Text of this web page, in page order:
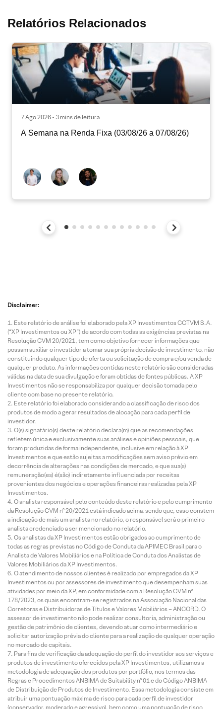
Relatórios Relacionados
7 Ago 2026 • 3 mins de leitura
A Semana na Renda Fixa (03/08/26 a 07/08/26)
Disclaimer:
Este relatório de análise foi elaborado pela XP Investimentos CCTVM S.A.
(“XP Investimentos ou XP”) de acordo com todas as exigências previstas na
Resolução CVM 20/2021, tem como objetivo fornecer informações que
possam auxiliar o investidor a tomar sua própria decisão de investimento, não
constituindo qualquer tipo de oferta ou solicitação de compra e/ou venda de
qualquer produto. As informações contidas neste relatório são consideradas
válidas na data de sua divulgação e foram obtidas de fontes públicas. A XP
Investimentos não se responsabiliza por qualquer decisão tomada pelo
cliente com base no presente relatório.
Este relatório foi elaborado considerando a classificação de risco dos
produtos de modo a gerar resultados de alocação para cada perfil de
investidor.
O(s) signatário(s) deste relatório declara(m) que as recomendações
refletem única e exclusivamente suas análises e opiniões pessoais, que
foram produzidas de forma independente, inclusive em relação à XP
Investimentos e que estão sujeitas a modificações sem aviso prévio em
decorrência de alterações nas condições de mercado, e que sua(s)
remuneração(es) é(são) indiretamente influenciada por receitas
provenientes dos negócios e operações financeiras realizadas pela XP
Investimentos.
O analista responsável pelo conteúdo deste relatório e pelo cumprimento
da Resolução CVM nº 20/2021 está indicado acima, sendo que, caso constem
a indicação de mais um analista no relatório, o responsável será o primeiro
analista credenciado a ser mencionado no relatório.
Os analistas da XP Investimentos estão obrigados ao cumprimento de
todas as regras previstas no Código de Conduta da APIMEC Brasil para o
Analista de Valores Mobiliários e na Política de Conduta dos Analistas de
Valores Mobiliários da XP Investimentos.
O atendimento de nossos clientes é realizado por empregados da XP
Investimentos ou por assessores de investimento que desempenham suas
atividades por meio da XP, em conformidade com a Resolução CVM nº
178/2023, os quais encontram-se registrados na Associação Nacional das
Corretoras e Distribuidoras de Títulos e Valores Mobiliários – ANCORD. O
assessor de investimento não pode realizar consultoria, administração ou
gestão de patrimônio de clientes, devendo atuar como intermediário e
solicitar autorização prévia do cliente para a realização de qualquer operação
no mercado de capitais.
Para fins de verificação da adequação do perfil do investidor aos serviços e
produtos de investimento oferecidos pela XP Investimentos, utilizamos a
metodologia de adequação dos produtos por portfólio, nos termos das
Regras e Procedimentos ANBIMA de Suitability nº 01 e do Código ANBIMA
de Distribuição de Produtos de Investimento. Essa metodologia consiste em
atribuir uma pontuação máxima de risco para cada perfil de investidor
(conservador, moderado e agressivo), bem como uma pontuação de risco